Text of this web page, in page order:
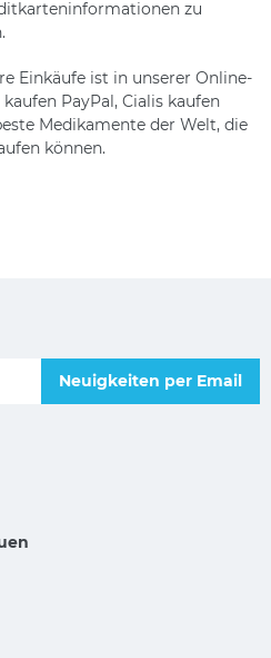
zu
Einkäufe ist in unserer Online-
PayPal, Cialis kaufen
Medikamente der Welt, die
können.
Neuigkeiten per Email